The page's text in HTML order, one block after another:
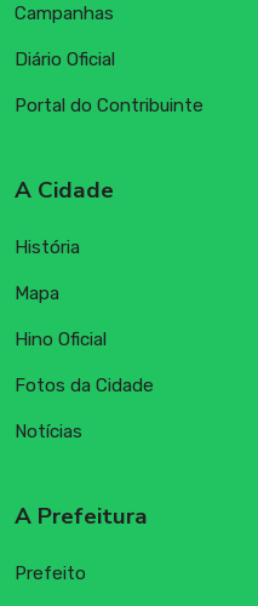
Campanhas
Diário Oficial
Portal do Contribuinte
A Cidade
História
Mapa
Hino Oficial
Fotos da Cidade
Notícias
A Prefeitura
Prefeito